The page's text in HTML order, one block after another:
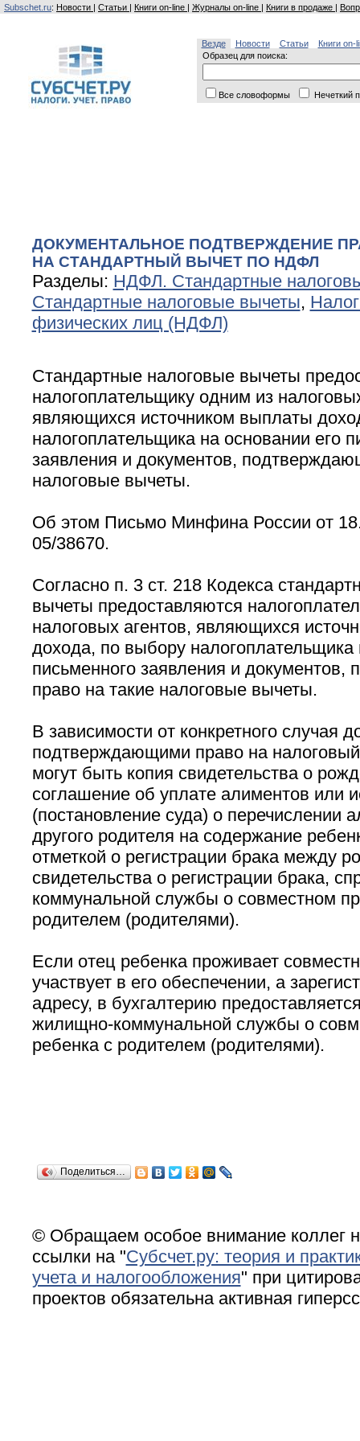
Subschet.ru: Новости | Статьи | Книги on-line | Журналы on-line | Книги в продаже |
Везде Новости Статьи
Книги on-
Образец для поиска:
Все словоформы Нечеткий
ДОКУМЕНТАЛЬНОЕ ПОДТВЕРЖДЕНИЕ
НА СТАНДАРТНЫЙ ВЫЧЕТ ПО НДФЛ
Разделы: НДФЛ. Стандартные
Стандартные налоговые вычеты,
физических лиц (НДФЛ)
Стандартные налоговые вычеты
налогоплательщику одним из
являющихся источником выплаты
налогоплательщика на основании его
заявления и документов,
налоговые вычеты.
Об этом Письмо Минфина России от
05/38670.
Согласно п. 3 ст. 218 Кодекса
вычеты предоставляются
налоговых агентов, являющихся
дохода, по выбору налогоплательщика
письменного заявления и
право на такие налоговые вычеты.
В зависимости от конкретного случая
подтверждающими право на налоговый
могут быть копия свидетельства о
соглашение об уплате алиментов или
(постановление суда) о перечислении
другого родителя на содержание
отметкой о регистрации брака между
свидетельства о регистрации брака,
коммунальной службы о совместном
родителем (родителями).
Если отец ребенка проживает
участвует в его обеспечении, а
адресу, в бухгалтерию
жилищно-коммунальной службы о
ребенка с родителем (родителями).
Поделиться…
© Обращаем особое внимание коллег
ссылки на "Субсчет.ру: теория и
учета и налогообложения" при
проектов обязательна активная